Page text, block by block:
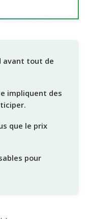
avant tout de
impliquent des
que le prix
pour